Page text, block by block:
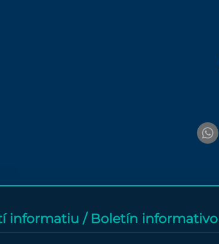
informatiu / Boletín